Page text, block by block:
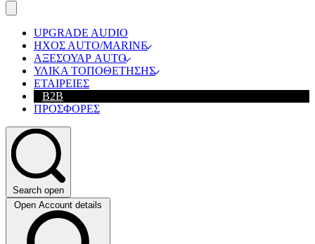
UPGRADE AUDIO
ΗΧΟΣ ΑUTO/MARINE
ΑΞΕΣΟΥΑΡ AUTO
ΥΛΙΚΑ ΤΟΠΟΘΕΤΗΣΗΣ
ΕΤΑΙΡΕΙΕΣ
B2B
ΠΡΟΣΦΟΡΕΣ
Search open
Open Account details